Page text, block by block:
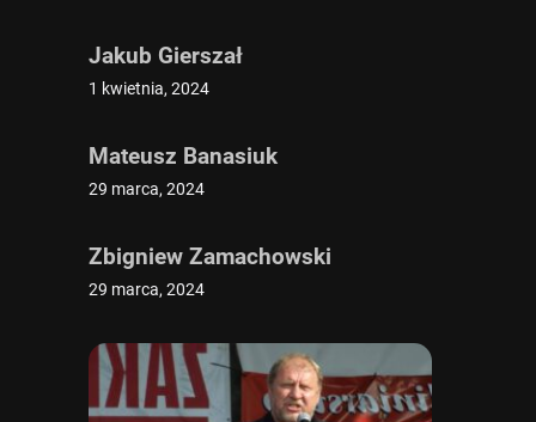
Jakub Gierszał
1 kwietnia, 2024
Mateusz Banasiuk
29 marca, 2024
Zbigniew Zamachowski
29 marca, 2024